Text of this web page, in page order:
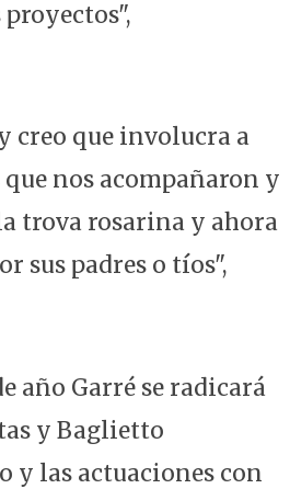
creo que involucra a
nos acompañaron y
trova rosarina y ahora
sus padres o tíos",
año Garré se radicará
y Baglietto
y las actuaciones con